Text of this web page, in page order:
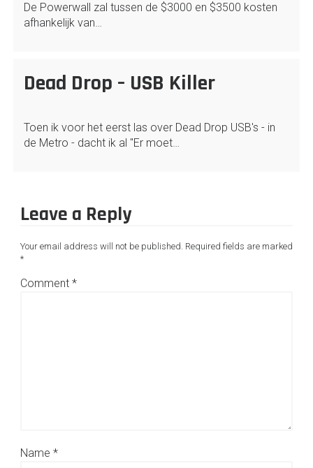
De Powerwall zal tussen de $3000 en $3500 kosten
afhankelijk van…
Dead Drop – USB Killer
Toen ik voor het eerst las over Dead Drop USB's - in
de Metro - dacht ik al "Er moet…
Leave a Reply
Your email address will not be published. Required fields are marked
*
Comment *
Name *